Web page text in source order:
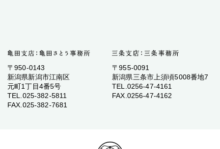
〒950-0143
新潟県新潟市江南区
元町1丁目4番5号
TEL.025-382-5811
FAX.025-382-7681
〒955-0091
新潟県三条市上須頃5008番地7
TEL.0256-47-4161
FAX.0256-47-4162